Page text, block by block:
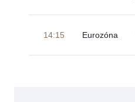
14:15 Eurozóna